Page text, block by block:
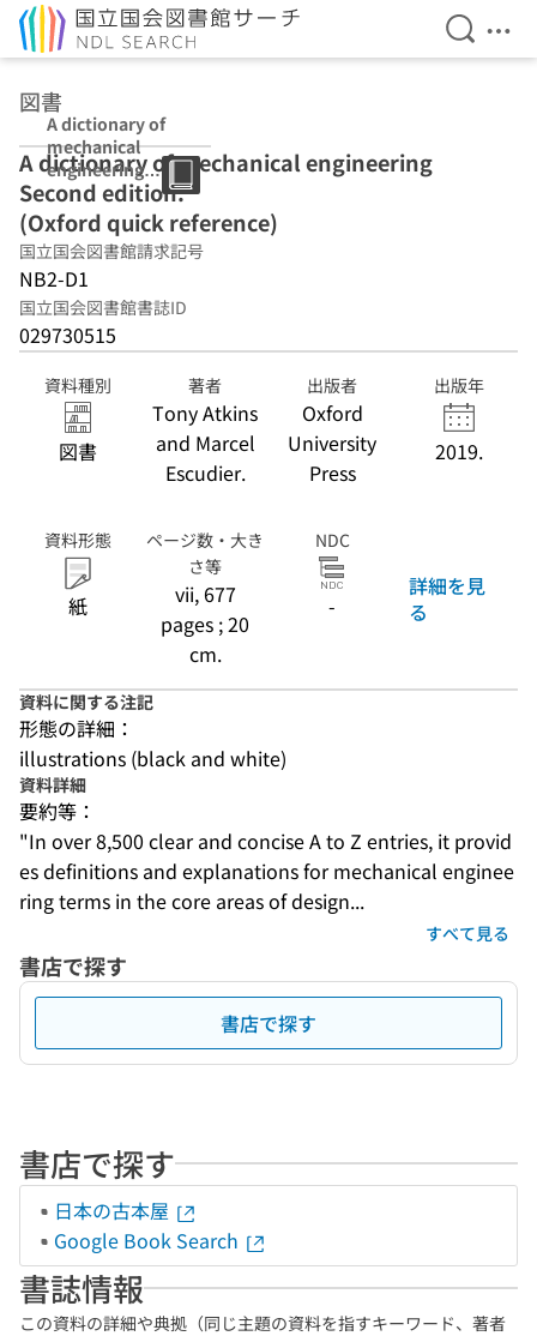
検索を
メ
図書
A dictionary of
mechanical
engineering
Second edition.
(Oxford quick
reference)
A dictionary of mechanical engineering
Second edition.
(Oxford quick reference)
国立国会図書館請求記号
NB2-D1
国立国会図書館書誌ID
029730515
資料種別
図書
著者
Tony Atkins
and Marcel
Escudier.
出版者
Oxford
University
Press
出版年
2019.
資料形態
紙
ページ数・大き
さ等
vii, 677
pages ; 20
cm.
NDC
-
詳細を見
る
資料に関する注記
形態の詳細：
illustrations (black and white)
資料詳細
要約等：
"In over 8,500 clear and concise A to Z entries, it provid
es definitions and explanations for mechanical enginee
ring terms in the core areas of design...
すべて見る
書店で探す
書店で探す
書店で探す
日本の古本屋
Google Book Search
書誌情報
この資料の詳細や典拠（同じ主題の資料を指すキーワード、著者